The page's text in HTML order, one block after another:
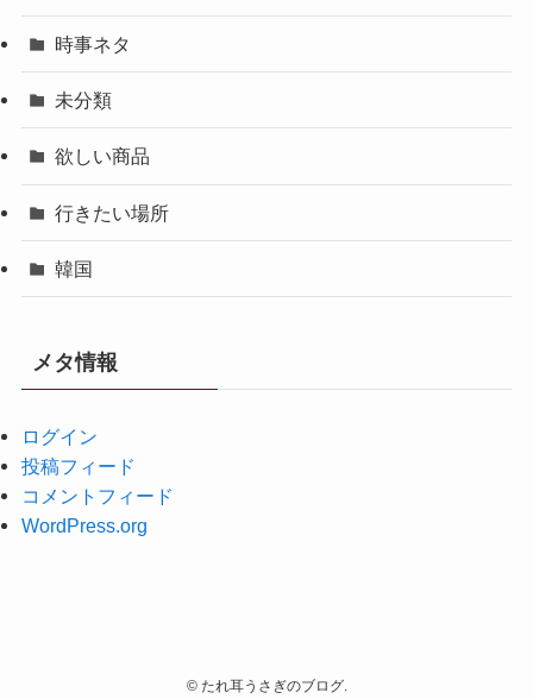
時事ネタ
未分類
欲しい商品
行きたい場所
韓国
メタ情報
ログイン
投稿フィード
コメントフィード
WordPress.org
©たれ耳うさぎのブログ.